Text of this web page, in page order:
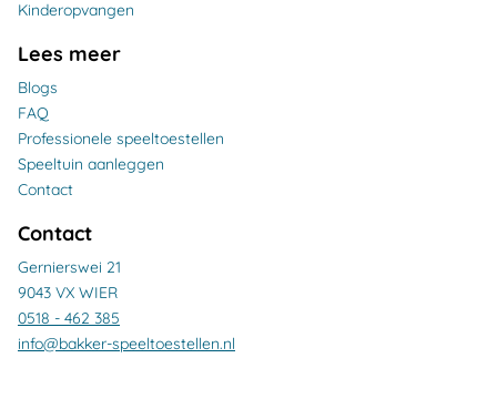
Kinderopvangen
Lees meer
Blogs
FAQ
Professionele speeltoestellen
Speeltuin aanleggen
Contact
Contact
Gernierswei 21
9043 VX WIER
0518 - 462 385
info@bakker-speeltoestellen.nl